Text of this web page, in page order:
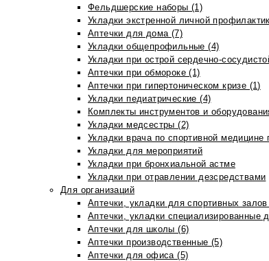
Фельдшерские наборы (1)
Укладки экстренной личной
Аптечки для дома (7)
Укладки общепрофильные (4)
Укладки при острой сердечно-
Аптечки при обмороке (1)
Аптечки при гипертоническом кризе (1)
Укладки педиатрические (4)
Комплекты инструментов и
Укладки медсестры (2)
Укладки врача по спортивной медицине
Укладки для мероприятий
Укладки при бронхиальной астме
Укладки при отравлении дезсредствами
Для организаций
Аптечки, укладки для спортивных
Аптечки, укладки специализированные
Аптечки для школы (6)
Аптечки производственные (5)
Аптечки для офиса (5)